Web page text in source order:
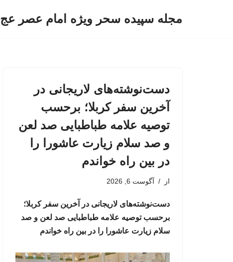
مجله سپیده سحر ویژه امام عصر عج
دست‌نوشته‌های لاریجانی در
آخرین سفر کربلا؛ برحسب
توصیه علامه طباطبایی صد لعن
و صد سلام زیارت عاشورا را
در بین راه خواندم
از آگوست 6, 2026
دست‌نوشته‌های لاریجانی در آخرین سفر کربلا؛
برحسب توصیه علامه طباطبایی صد لعن و صد
سلام زیارت عاشورا را در بین راه خواندم